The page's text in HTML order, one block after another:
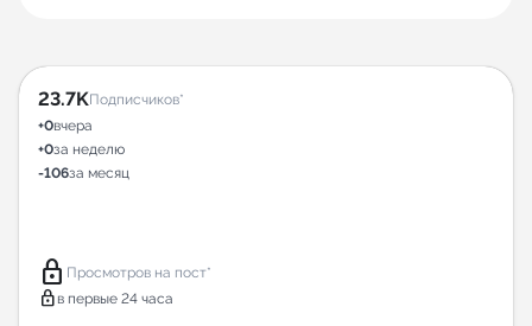
23.7KПодписчиков*
+0вчера
+0за неделю
-106за месяц
lock Просмотров на пост*
lock в первые 24 часа